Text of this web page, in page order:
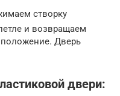
створку
и возвращаем
положение. Дверь
двери: